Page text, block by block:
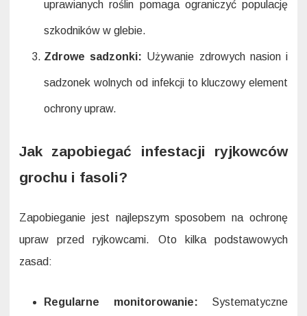
uprawianych roślin pomaga ograniczyć populację
szkodników w glebie.
Zdrowe sadzonki: Używanie zdrowych nasion i
sadzonek wolnych od infekcji to kluczowy element
ochrony upraw.
Jak zapobiegać infestacji ryjkowców
grochu i fasoli?
Zapobieganie jest najlepszym sposobem na ochronę
upraw przed ryjkowcami. Oto kilka podstawowych
zasad:
Regularne monitorowanie: Systematyczne